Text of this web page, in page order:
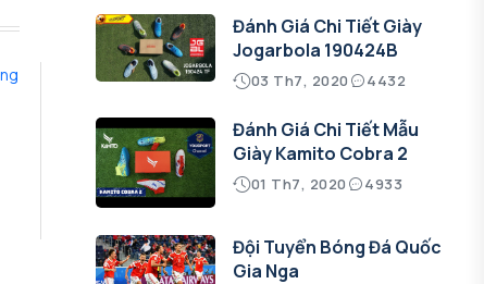
Đánh Giá Chi Tiết Giày
Jogarbola 190424B
03 Th7, 2020 4432
Đánh Giá Chi Tiết Mẫu
Giày Kamito Cobra 2
01 Th7, 2020 4933
Đội Tuyển Bóng Đá Quốc
Gia Nga